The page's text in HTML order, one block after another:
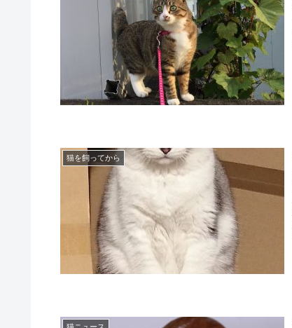
猫を飼ってから